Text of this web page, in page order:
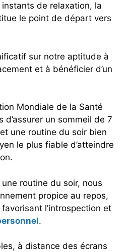
de relaxation, la
le point de départ vers
sur notre aptitude à
et à bénéficier d’un
Mondiale de la Santé
d’assurer un sommeil de 7
une routine du soir bien
le plus fiable d’atteindre
routine du soir, nous
propice au repos,
l’introspection et
.
à distance des écrans